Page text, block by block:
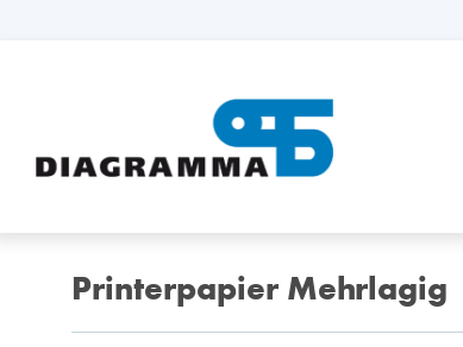
Printerpapier Mehrlagig